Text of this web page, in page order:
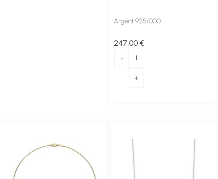
Argent 925/000
247 .00 €